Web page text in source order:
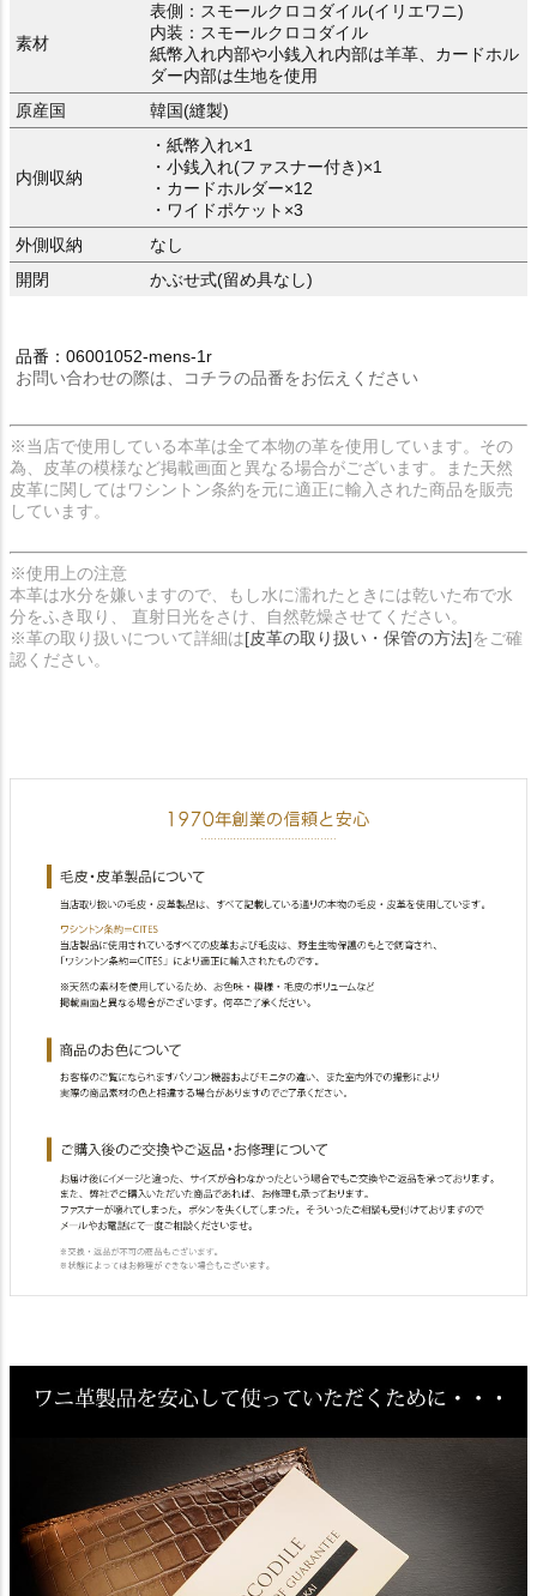
素材
表側：スモールクロコダイル(イリエワニ)
内装：スモールクロコダイル
紙幣入れ内部や小銭入れ内部は羊革、カードホル
ダー内部は生地を使用
原産国
韓国(縫製)
内側収納
・紙幣入れ×1
・小銭入れ(ファスナー付き)×1
・カードホルダー×12
・ワイドポケット×3
外側収納
なし
開閉
かぶせ式(留め具なし)
品番：06001052-mens-1r
お問い合わせの際は、コチラの品番をお伝えください
※当店で使用している本革は全て本物の革を使用しています。その
為、皮革の模様など掲載画面と異なる場合がございます。また天然
皮革に関してはワシントン条約を元に適正に輸入された商品を販売
しています。
※使用上の注意
本革は水分を嫌いますので、もし水に濡れたときには乾いた布で水
分をふき取り、 直射日光をさけ、自然乾燥させてください。
※革の取り扱いについて詳細は[皮革の取り扱い・保管の方法]をご確
認ください。